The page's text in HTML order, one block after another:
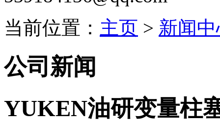
当前位置： 主页 > 新闻
公司新闻
YUKEN油研变量柱